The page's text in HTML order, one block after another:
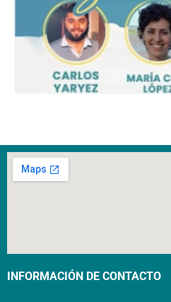
INFORMACIÓN DE CONTACTO